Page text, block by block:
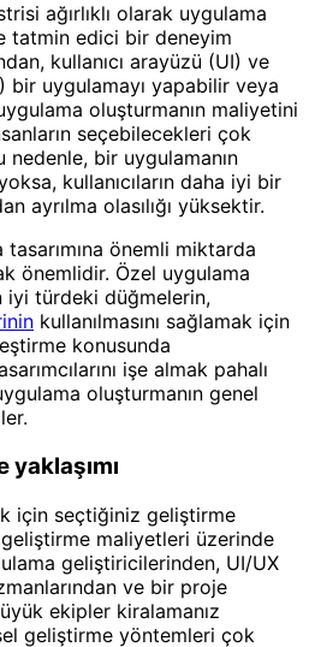
ağırlıklı olarak uygulama
tatmin edici bir deneyim
kullanıcı arayüzü (UI) ve
) bir uygulamayı yapabilir veya
oluşturmanın maliyetini
seçebilecekleri çok
nedenle, bir uygulamanın
kullanıcıların daha iyi bir
ayrılma olasılığı yüksektir.
önemli miktarda
önemlidir. Özel uygulama
iyi türdeki düğmelerin,
kullanılmasını sağlamak için
konusunda
işe almak pahalı
oluşturmanın genel
yaklaşımı
için seçtiğiniz geliştirme
geliştirme maliyetleri üzerinde
geliştiricilerinden, UI/UX
ve bir proje
ekipler kiralamanız
geliştirme yöntemleri çok